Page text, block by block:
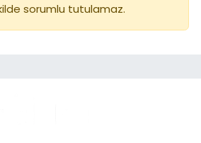
sorumlu tutulamaz.